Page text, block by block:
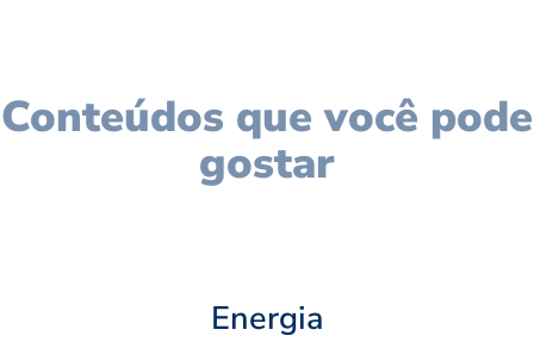
Conteúdos que você pode
gostar
Energia